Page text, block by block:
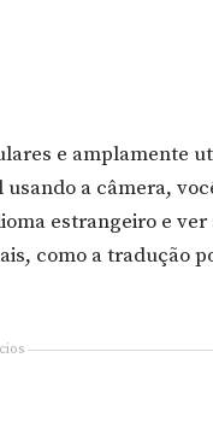
e amplamente
a câmera,
estrangeiro e
como a tradução